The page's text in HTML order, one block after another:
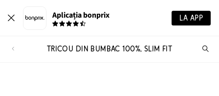
Aplicația bonprix LA APP
TRICOU DIN BUMBAC 100%, SLIM FIT